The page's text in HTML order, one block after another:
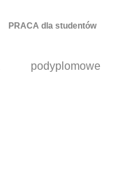
PRACA dla studentów
podyplomowe